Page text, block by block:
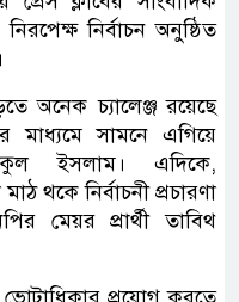
নির্বাচন অনুষ্ঠিত
অনেক চ্যালেঞ্জ রয়েছে
মাধ্যমে সামনে এগিয়ে
ইসলাম। এদিকে,
থকে নির্বাচনী প্রচারণা
মেয়র প্রার্থী তাবিথ